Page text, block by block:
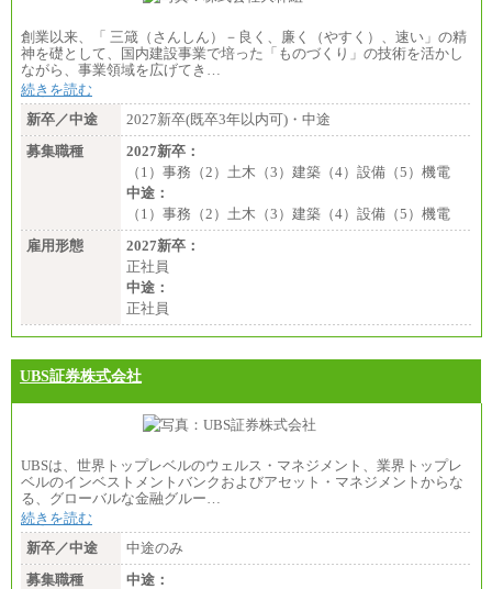
創業以来、「 三箴（さんしん）－良く、廉く（やすく）、速い」の精
神を礎として、国内建設事業で培った「ものづくり」の技術を活かし
ながら、事業領域を広げてき…
続きを読む
新卒／中途
2027新卒(既卒3年以内可)・中途
募集職種
2027新卒：
（1）事務（2）土木（3）建築（4）設備（5）機電
中途：
（1）事務（2）土木（3）建築（4）設備（5）機電
雇用形態
2027新卒：
正社員
中途：
正社員
UBS証券株式会社
UBSは、世界トップレベルのウェルス・マネジメント、業界トップレ
ベルのインベストメントバンクおよびアセット・マネジメントからな
る、グローバルな金融グルー…
続きを読む
新卒／中途
中途のみ
募集職種
中途：